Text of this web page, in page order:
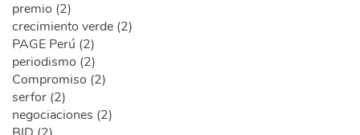
premio (2)
crecimiento verde (2)
PAGE Perú (2)
periodismo (2)
Compromiso (2)
serfor (2)
negociaciones (2)